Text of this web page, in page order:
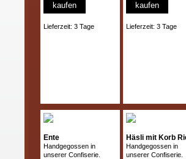
kaufen
Lieferzeit: 3 Tage
kaufen
Lieferzeit: 3 Tage
Ente
Handgegossen in
unserer Confiserie.
Häsli mit Korb
Handgegossen in
unserer Confiserie.